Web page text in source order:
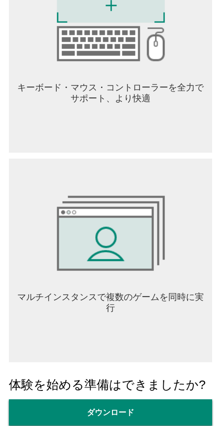
- アクセシビリティ: 利用者のID/パスワードをTalk
Driveに保存、ログイン時に自動入力機能を提供
※「カカオトーク」「通知トーク」「オープントー
ク」などは(株)カカオの登録商標または商標です。
[カカオトークチャンネル]
キーボード・マウス・コントローラーを全力で
サポート、より快適
マルチインスタンスで複数のゲームを同時に実
行
体験を始める準備はできましたか?
ダウンロード